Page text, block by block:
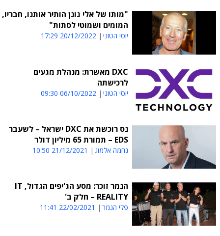
"מותו של אלי גונן הותיר אותנו, חבריו,
המומים ושמוטי לסתות"
יוסי הטוני 20/12/2022 17:29
DXC מאשרת: מנהלת מגעים
לרכישתה
יוסי הטוני 06/10/2022 09:30
נס רוכשת את DXC ישראל – לשעבר
EDS – תמורת 65 מיליון דולר
נחמה אלמוג 21/12/2021 10:50
הנמר זוכר: מסע הג'יפים הגדול, IT
REALITY – חלק ב'
פלי הנמר 22/02/2021 11:41